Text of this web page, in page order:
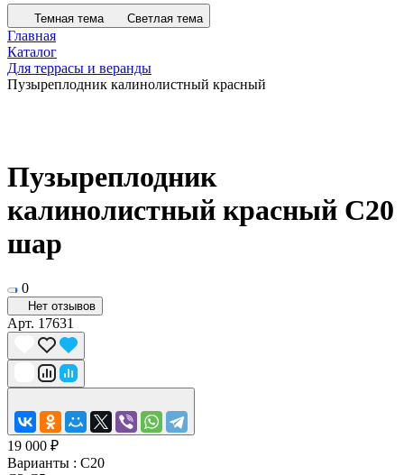
Темная тема Светлая тема
Главная
Каталог
Для террасы и веранды
Пузыреплодник калинолистный красный
Пузыреплодник
калинолистный красный С20
шар
0
Нет отзывов
Арт. 17631
19 000 ₽
Варианты : C20